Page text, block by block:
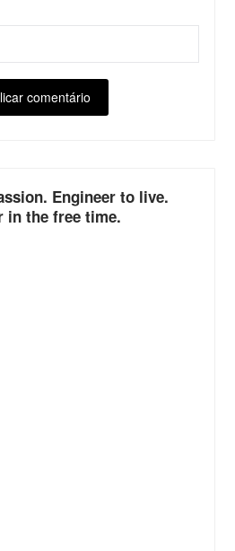
Engineer to live.
in the free time.